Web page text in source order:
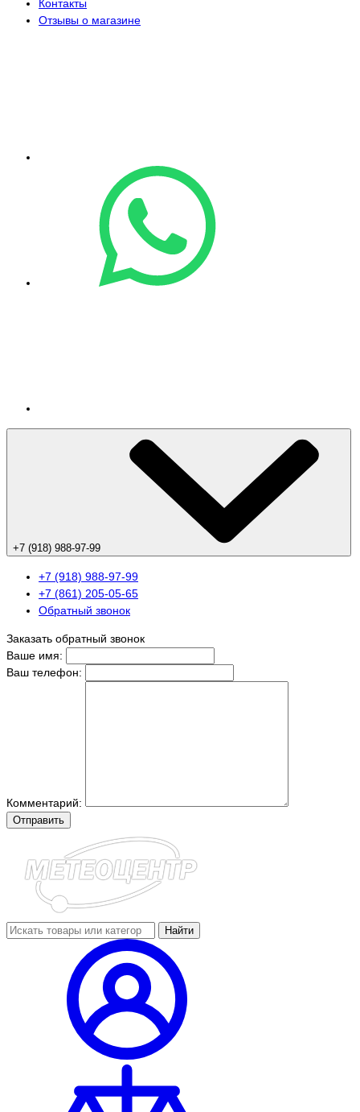
Контакты
Отзывы о магазине
+7 (918) 988-97-99
+7 (918) 988-97-99
+7 (861) 205-05-65
Обратный звонок
Заказать обратный звонок
Ваше имя:
Ваш телефон:
Комментарий:
Отправить
Найти